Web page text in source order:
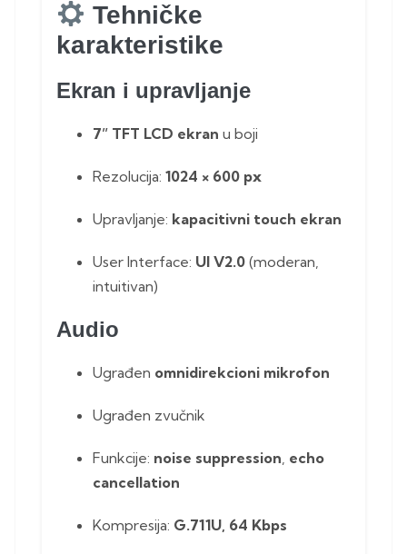
Tehničke
karakteristike
Ekran i upravljanje
7” TFT LCD ekran u boji
Rezolucija: 1024 × 600 px
Upravljanje: kapacitivni touch ekran
User Interface: UI V2.0 (moderan,
intuitivan)
Audio
Ugrađen omnidirekcioni mikrofon
Ugrađen zvučnik
Funkcije: noise suppression, echo
cancellation
Kompresija: G.711U, 64 Kbps